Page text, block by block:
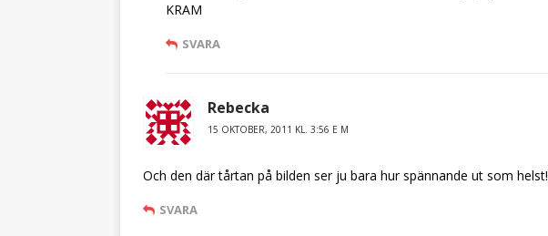
KRAM
SVARA
Rebecka
15 OKTOBER, 2011 KL. 3:56 E M
Och den där tårtan på bilden ser ju bara hur spännande ut som helst!
SVARA